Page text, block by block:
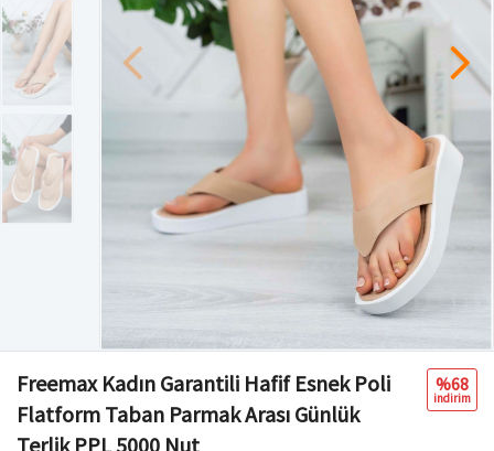
Freemax Kadın Garantili Hafif Esnek Poli
Flatform Taban Parmak Arası Günlük
Terlik PPL 5000 Nut
%68
i̇ndi̇ri̇m